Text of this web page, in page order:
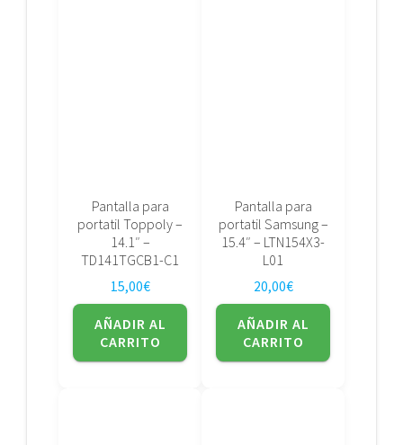
Pantalla para
portatil Toppoly –
14.1″ –
TD141TGCB1-C1
15,00€
AÑADIR AL
CARRITO
Pantalla para
portatil Samsung –
15.4″ – LTN154X3-
L01
20,00€
AÑADIR AL
CARRITO